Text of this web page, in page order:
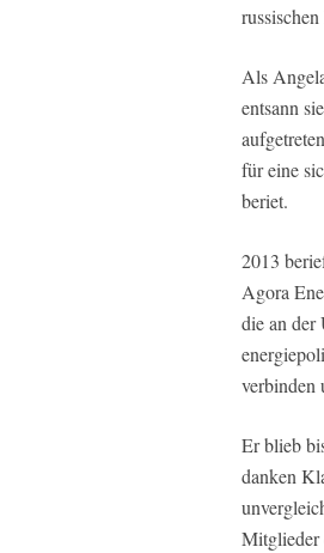
Als
entsann
für eine
beriet.
2013
Agora
die an der
verbinden
Er blieb
danken
Mitglieder